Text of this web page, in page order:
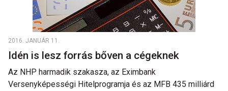
2016. JANUÁR 11.
Idén is lesz forrás bőven a cégeknek
Az NHP harmadik szakasza, az Eximbank
Versenyképességi Hitelprogramja és az MFB 435 milliárd